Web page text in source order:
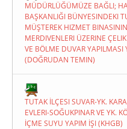
MÜDÜRLÜĞÜMÜZE BAĞLI;
BAŞKANLIĞI BÜNYESINDEKI
MÜŞTEREK HIZMET
MERDIVENLERI ÜZERINE
VE BÖLME DUVAR YAPILMASI
(DOĞRUDAN TEMIN)
TUTAK İLÇESI SUVAR-YK.
EVLERI-SOĞUKPINAR VE YK.
İÇME SUYU YAPIM İŞI (KHGB)